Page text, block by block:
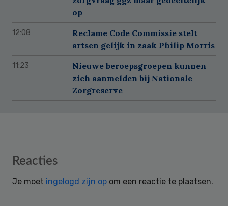
op
12:08
Reclame Code Commissie stelt
artsen gelijk in zaak Philip Morris
11:23
Nieuwe beroepsgroepen kunnen
zich aanmelden bij Nationale
Zorgreserve
Reader
Reacties
Je moet ingelogd zijn op om een reactie te plaatsen.